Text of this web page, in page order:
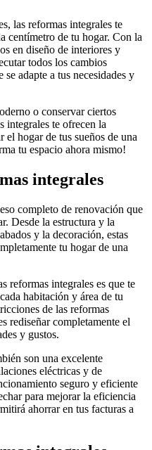
las reformas integrales te
centímetro de tu hogar. Con la
en diseño de interiores y
todos los cambios
se adapte a tus necesidades y
o conservar ciertos
integrales te ofrecen la
hogar de tus sueños de una
tu espacio ahora mismo!
integrales
completo de renovación que
Desde la estructura y la
y la decoración, estas
tu hogar de una
reformas integrales es que te
habitación y área de tu
de las reformas
rediseñar completamente el
y gustos.
son una excelente
eléctricas y de
seguro y eficiente
para mejorar la eficiencia
ahorrar en tus facturas a